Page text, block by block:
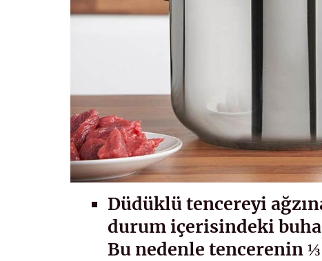
Düdüklü tencereyi
durum içerisindeki
Bu nedenle tencerenin